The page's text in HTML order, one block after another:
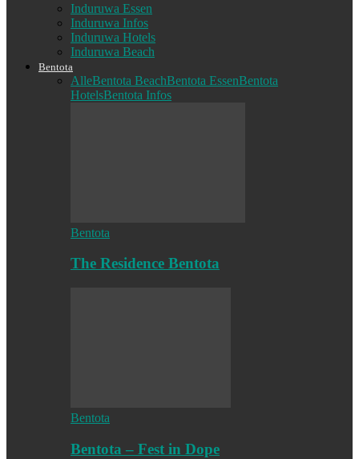
Induruwa Essen
Induruwa Infos
Induruwa Hotels
Induruwa Beach
Bentota
AlleBentota BeachBentota EssenBentota
HotelsBentota Infos
Bentota
The Residence Bentota
Bentota
Bentota – Fest in Dope